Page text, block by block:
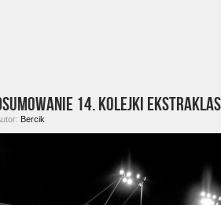
14. kolejki
Bercik